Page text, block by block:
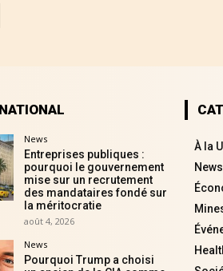
News
Entreprises publiques :
pourquoi le gouvernement
mise sur un recrutement
des mandataires fondé sur
la méritocratie
août 4, 2026
News
Pourquoi Trump a choisi
À la
News